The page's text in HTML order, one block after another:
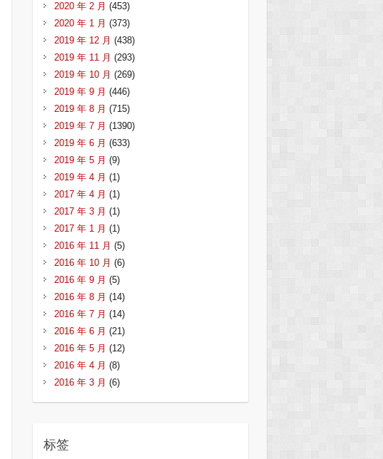
2020 年 2 月 (453)
2020 年 1 月 (373)
2019 年 12 月 (438)
2019 年 11 月 (293)
2019 年 10 月 (269)
2019 年 9 月 (446)
2019 年 8 月 (715)
2019 年 7 月 (1390)
2019 年 6 月 (633)
2019 年 5 月 (9)
2019 年 4 月 (1)
2017 年 4 月 (1)
2017 年 3 月 (1)
2017 年 1 月 (1)
2016 年 11 月 (5)
2016 年 10 月 (6)
2016 年 9 月 (5)
2016 年 8 月 (14)
2016 年 7 月 (14)
2016 年 6 月 (21)
2016 年 5 月 (12)
2016 年 4 月 (8)
2016 年 3 月 (6)
标签